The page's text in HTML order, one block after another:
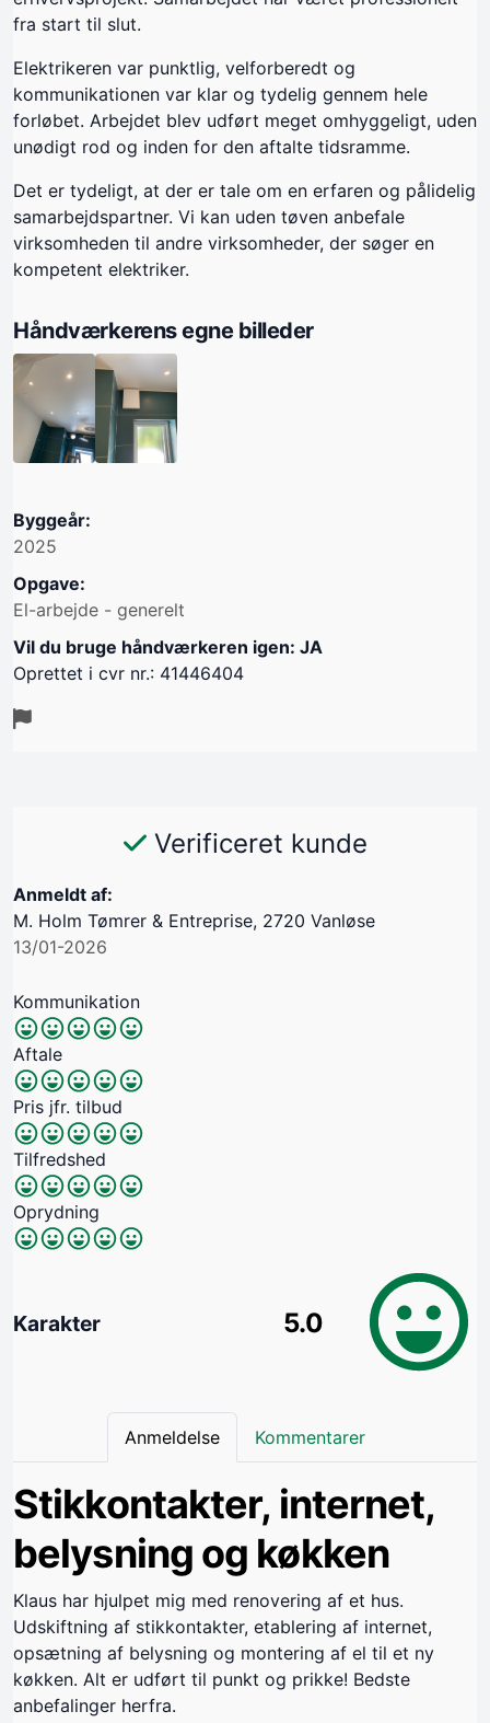
fra start til slut.
Elektrikeren var punktlig, velforberedt og
kommunikationen var klar og tydelig gennem hele
forløbet. Arbejdet blev udført meget omhyggeligt, uden
unødigt rod og inden for den aftalte tidsramme.
Det er tydeligt, at der er tale om en erfaren og pålidelig
samarbejdspartner. Vi kan uden tøven anbefale
virksomheden til andre virksomheder, der søger en
kompetent elektriker.
Håndværkerens egne billeder
Byggeår:
2025
Opgave:
El-arbejde - generelt
Vil du bruge håndværkeren igen: JA
Oprettet i cvr nr.: 41446404
Verificeret kunde
Anmeldt af:
M. Holm Tømrer & Entreprise, 2720 Vanløse
13/01-2026
Kommunikation
Aftale
Pris jfr. tilbud
Tilfredshed
Oprydning
Karakter 5.0
Anmeldelse Kommentarer
Stikkontakter, internet,
belysning og køkken
Klaus har hjulpet mig med renovering af et hus.
Udskiftning af stikkontakter, etablering af internet,
opsætning af belysning og montering af el til et ny
køkken. Alt er udført til punkt og prikke! Bedste
anbefalinger herfra.